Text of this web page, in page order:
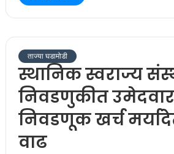
ताज्या घडामोडी
स्थानिक स्वराज्य
निवडणुकीत
निवडणूक खर्च
वाढ